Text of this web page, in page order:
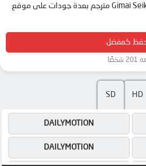
كمفضل
شخصًا
تحميل وشاهدة حلقات انمي Gimai Seikatsu مترجم بعدة جودات على موقع
HD
SD
DAILYMOTION
DAILYMOTION